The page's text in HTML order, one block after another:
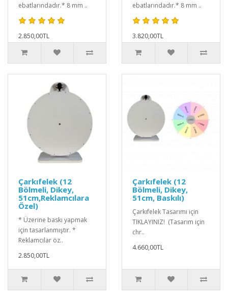
ebatlarındadır.* 8 mm ..
2.850,00TL
ebatlarındadır.* 8 mm ..
3.820,00TL
Çarkıfelek (12
Bölmeli, Dikey,
51cm,Reklamcılara
Özel)
* Üzerine baskı yapmak
için tasarlanmıştır. *
Reklamcılar öz..
2.850,00TL
Çarkıfelek (12
Bölmeli, Dikey,
51cm, Baskılı)
Çarkıfelek Tasarımı için
TIKLAYINIZ! (Tasarım için
chr..
4.660,00TL